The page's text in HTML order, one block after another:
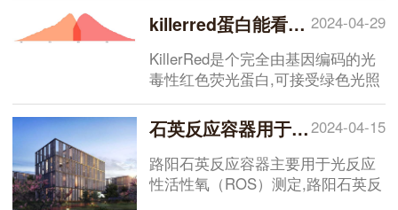
斑均匀，铝型材外壳，散热快，配
有台式支架，非常适合材料实验室
和化学实验室进行长时间紫外辐
照，几年来，LUYOR-3109已经销
往多所国内外知名高校，
2024-04-29
killerred蛋白能看到荧光吗
KillerRed是个完全由基因编码的光
毒性红色荧光蛋白,可接受绿色光照
(540~580nm)生成活性氧(ROS),对
DNA、蛋白质、脂肪等造成损伤或
者激发细胞内信号瀑布,影响细胞的
代谢或增殖,甚至诱导细胞死亡,发挥
细胞消融作用。KillerRed作为光遗
2024-04-15
石英反应容器用于光反应性活性氧测定
路阳石英反应容器主要用于光反应
性活性氧（ROS）测定,路阳石英反